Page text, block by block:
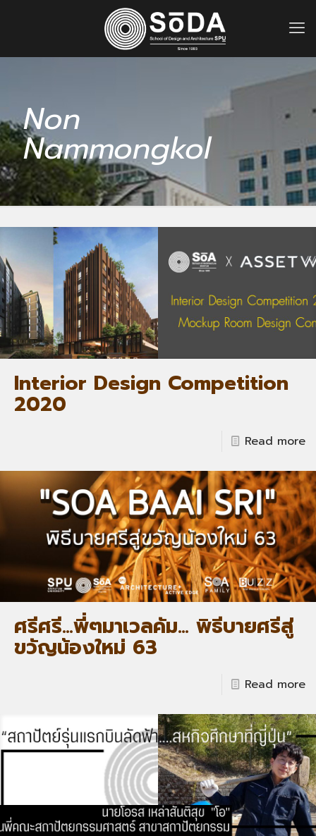
Non
Nammongkol
Interior Design Competition
2020
Read more
ศรีศรี…พี่ๆมาเวลคัม… พิธีบายศรีสู่
ขวัญน้องใหม่ 63
Read more